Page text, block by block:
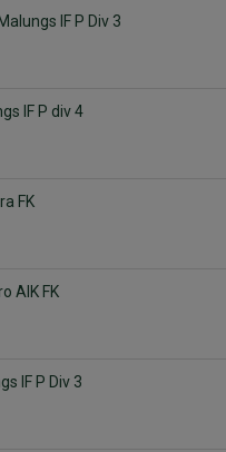
IF P Div 3
IF P div 4
FK
AIK FK
IF P Div 3